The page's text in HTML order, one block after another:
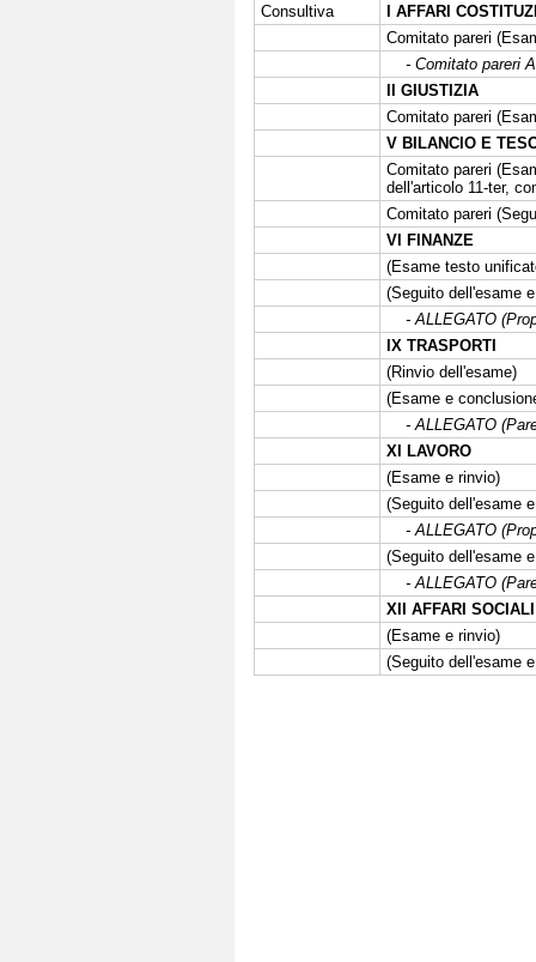
Consultiva
I AFFARI
Comitato pareri
- Comitato pareri
II GIUSTIZIA
Comitato pareri
V BILANCIO E
Comitato pareri
dell'articolo 11-ter,
Comitato pareri
VI FINANZE
(Esame testo
(Seguito dell'esame
- ALLEGATO
IX TRASPORTI
(Rinvio dell'esame)
(Esame e
- ALLEGATO
XI LAVORO
(Esame e rinvio)
(Seguito dell'esame
- ALLEGATO
(Seguito dell'esame
- ALLEGATO
XII AFFARI SOCIALI
(Esame e rinvio)
(Seguito dell'esame